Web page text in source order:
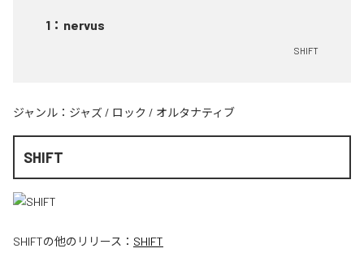
1 ： nervus
SHIFT
ジャンル： ジャズ / ロック / オルタナティブ
SHIFT
SHIFTの他のリリース： SHIFT